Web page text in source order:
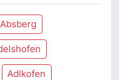
Absberg
Adlkofen